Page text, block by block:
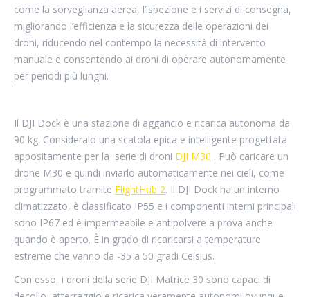
come la sorveglianza aerea, l’ispezione e i servizi di consegna,
migliorando l’efficienza e la sicurezza delle operazioni dei
droni, riducendo nel contempo la necessità di intervento
manuale e consentendo ai droni di operare autonomamente
per periodi più lunghi.
Il DJI Dock è una stazione di aggancio e ricarica autonoma da
90 kg. Consideralo una scatola epica e intelligente progettata
appositamente per la serie di droni DJI M30 . Può caricare un
drone M30 e quindi inviarlo automaticamente nei cieli, come
programmato tramite FlightHub 2. Il DJI Dock ha un interno
climatizzato, è classificato IP55 e i componenti interni principali
sono IP67 ed è impermeabile e antipolvere a prova anche
quando è aperto. È in grado di ricaricarsi a temperature
estreme che vanno da -35 a 50 gradi Celsius.
Con esso, i droni della serie DJI Matrice 30 sono capaci di